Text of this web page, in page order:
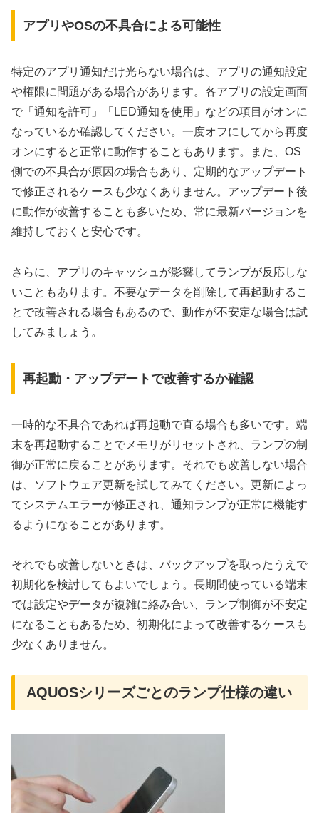
アプリやOSの不具合による可能性
特定のアプリ通知だけ光らない場合は、アプリの通知設定
や権限に問題がある場合があります。各アプリの設定画面
で「通知を許可」「LED通知を使用」などの項目がオンに
なっているか確認してください。一度オフにしてから再度
オンにすると正常に動作することもあります。また、OS
側での不具合が原因の場合もあり、定期的なアップデート
で修正されるケースも少なくありません。アップデート後
に動作が改善することも多いため、常に最新バージョンを
維持しておくと安心です。
さらに、アプリのキャッシュが影響してランプが反応しな
いこともあります。不要なデータを削除して再起動するこ
とで改善される場合もあるので、動作が不安定な場合は試
してみましょう。
再起動・アップデートで改善するか確認
一時的な不具合であれば再起動で直る場合も多いです。端
末を再起動することでメモリがリセットされ、ランプの制
御が正常に戻ることがあります。それでも改善しない場合
は、ソフトウェア更新を試してみてください。更新によっ
てシステムエラーが修正され、通知ランプが正常に機能す
るようになることがあります。
それでも改善しないときは、バックアップを取ったうえで
初期化を検討してもよいでしょう。長期間使っている端末
では設定やデータが複雑に絡み合い、ランプ制御が不安定
になることもあるため、初期化によって改善するケースも
少なくありません。
AQUOSシリーズごとのランプ仕様の違い